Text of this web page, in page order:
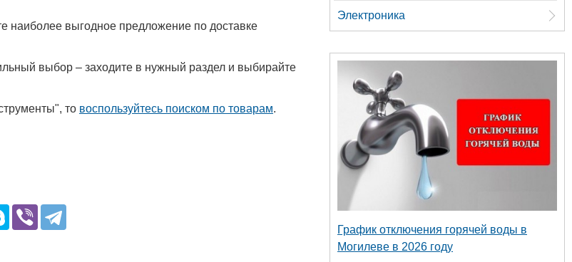
наиболее выгодное предложение по доставке
выбор – заходите в нужный раздел и выбирайте
то воспользуйтесь поиском по товарам.
Электроника
График отключения горячей воды в
Могилеве в 2026 году